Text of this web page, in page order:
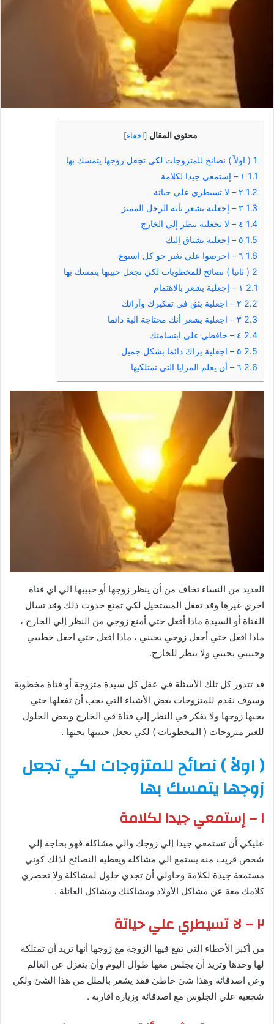
محتوى المقال [اخفاء]
1 ( اولاً ) نصائح للمتزوجات لكي تجعل زوجها يتمسك بها
1.1
1.2
1.3
1.4
1.5
1.6
2 ( ثانيا ) نصائح للمخطوبات لكي تجعل حبيبها يتمسك بها
2.1
2.2
2.3
2.4
2.5
2.6
العديد من النساء تخاف من أن ينظر زوجها أو حبيبها الي اي فتاة
اخري غيرها وقد تفعل المستحيل لكي تمنع حدوث ذلك وقد تسال
الفتاة أو السيدة ماذا أفعل حتي أمنع زوجي من النظر إلي الخارج ،
ماذا افعل حتي أجعل زوحي يحبني ، ماذا افعل حتي اجعل خطيبي
وحبيبي يحبني ولا ينظر للخارج.
قد تتدور كل تلك الأسئلة في عقل كل سيدة متزوجة أو فتاة مخطوبة
وسوف نقدم للمتزوجات بعض الأشياء التي يجب أن تفعلها حتي
يحبها زوجها ولا يفكر في النظر إلي فتاة في الخارج وبعض الحلول
للغير متزوجات ( المخطوبات ) لكي تجعل حبيبها يحبها .
( اولاً ) نصائح للمتزوجات لكي تجعل
زوجها يتمسك بها
١ – إستمعي جيدا لكلامة
عليكي أن تستمعي جيدا إلي زوجك والي مشاكلة فهو بحاجة إلي
شخص قريب منة يستمع الي مشاكلة ويعطية النصائح لذلك كوني
مستمعة جيدة لكلامة وحاولي أن تجدي حلول لمشاكلة ولا تحصري
كلامك معة عن مشاكل الأولاد ومشاكلك ومشاكل العائلة .
٢ – لا تسيطري علي حياتة
من أكبر الأخطاء التي تقع فيها الزوجة مع زوجها أنها تريد أن تمتلكة
لها وحدها وتريد أن يجلس معها طوال اليوم وأن ينعزل عن العالم
وعن اصدقائة وهذا شئ خاطئ فقد يشعر بالملل من هذا الشئ ولكن
شجعية علي الجلوس مع اصدقائه وزيارة اقاربة .